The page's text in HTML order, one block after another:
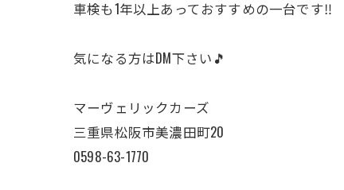
車検も1年以上あっておすすめの一台です‼️
気になる方はDM下さい🎵
マーヴェリックカーズ
三重県松阪市美濃田町20
0598-63-1770